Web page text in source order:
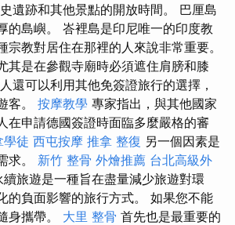
遺跡和其他景點的開放時間。 巴厘島
的島嶼。 峇裡島是印尼唯一的印度教
宗教對居住在那裡的人來說非常重要。
其是在參觀寺廟時必須遮住肩膀和膝
還可以利用其他免簽證旅行的選擇，
客。 按摩教學 專家指出，與其他國家
在申請德國簽證時面臨多麼嚴格的審
學徒 西屯按摩 推拿 整復 另一個因素是
求。 新竹 整骨 外燴推薦 台北高級外
續旅遊是一種旨在盡量減少旅遊對環
的負面影響的旅行方式。 如果您不能
身攜帶。 大里 整骨 首先也是最重要的